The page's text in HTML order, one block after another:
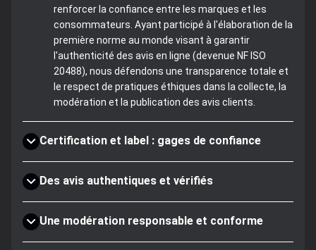
renforcer la confiance entre les marques et les
consommateurs. Ayant participé à l'élaboration de la
première norme au monde visant à garantir
l'authenticité des avis en ligne (devenue NF ISO
20488), nous défendons une transparence totale et
le respect de pratiques éthiques dans la collecte, la
modération et la publication des avis clients.
Certification et label : gages de confiance
Des avis authentiques et vérifiés
Une modération responsable et conforme